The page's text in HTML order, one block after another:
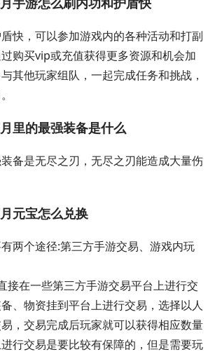
快，可以参加游戏内的各种活动和打副
购买vip或充值获得更多资源和机会加
其他玩家组队，一起完成任务和挑战，
里的最强装备是什么
备是无尽之刃，无尽之刃能造成大量伤
元宝怎么兑换
两个途径:第三方手游交易、游戏内玩
接在一些第三方手游交易平台上进行交
、物资挂到平台上进行交易，选择以人
，交易完成后玩家就可以获得相应数量
行交易是要比较有保障的，但是需要玩